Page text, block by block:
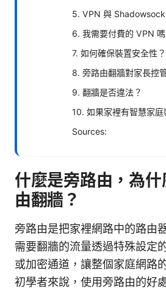
5. VPN 與
6. 我需要付費的 VPN 嗎
7. 如何確保裝置安全性？
8. 旁路由翻牆對家長控
9. 翻牆是否違法？
10. 如果家裡有智慧家
Sources:
什麼是旁路由，為
由翻牆？
旁路由是把家裡網路中的路由
需要翻牆的流量透過特殊設定
或加密通道，讓整個家庭網路
初學者來說，使用旁路由的好